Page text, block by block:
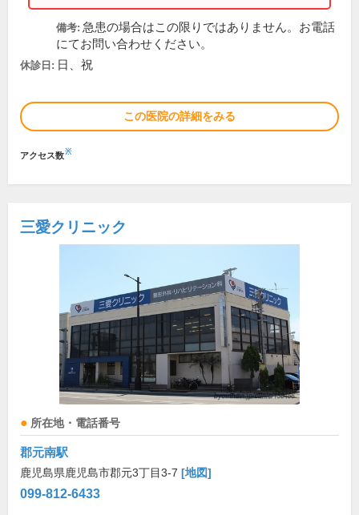
備考: 急患の場合はこの限りではありません。お電話
にてお問い合わせください。
休診日: 日、祝
この医院の詳細をみる
アクセス数※
三愛クリニック
所在地・電話番号
郡元南駅
鹿児島県鹿児島市郡元3丁目3-7 [地図]
099-812-6433